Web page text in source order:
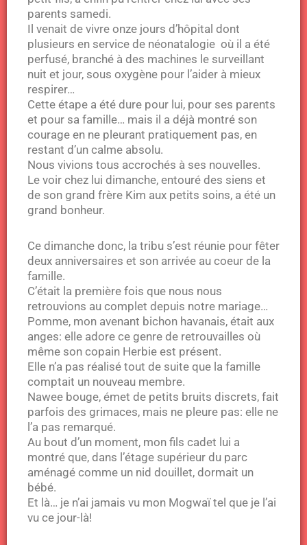
parents samedi.
Il venait de vivre onze jours d’hôpital dont
plusieurs en service de néonatalogie où il a été
perfusé, branché à des machines le surveillant
nuit et jour, sous oxygène pour l’aider à mieux
respirer…
Cette étape a été dure pour lui, pour ses parents
et pour sa famille… mais il a déjà montré son
courage en ne pleurant pratiquement pas, en
restant d’un calme absolu.
Nous vivions tous accrochés à ses nouvelles.
Le voir chez lui dimanche, entouré des siens et
de son grand frère Kim aux petits soins, a été un
grand bonheur.
Ce dimanche donc, la tribu s’est réunie pour fêter
deux anniversaires et son arrivée au coeur de la
famille.
C’était la première fois que nous nous
retrouvions au complet depuis notre mariage…
Pomme, mon avenant bichon havanais, était aux
anges: elle adore ce genre de retrouvailles où
même son copain Herbie est présent.
Elle n’a pas réalisé tout de suite que la famille
comptait un nouveau membre.
Nawee bouge, émet de petits bruits discrets, fait
parfois des grimaces, mais ne pleure pas: elle ne
l’a pas remarqué.
Au bout d’un moment, mon fils cadet lui a
montré que, dans l’étage supérieur du parc
aménagé comme un nid douillet, dormait un
bébé.
Et là… je n’ai jamais vu mon Mogwaï tel que je l’ai
vu ce jour-là!